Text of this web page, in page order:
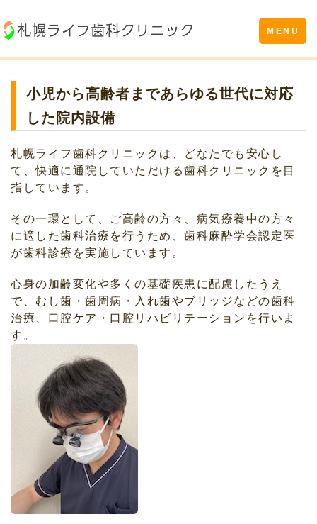
Toggle
navigation
MENU
小児から高齢者まであらゆる世代に対応
した院内設備
札幌ライフ歯科クリニックは、どなたでも安心し
て、快適に通院していただける歯科クリニックを目
指しています。
その一環として、ご高齢の方々、病気療養中の方々
に適した歯科治療を行うため、歯科麻酔学会認定医
が歯科診療を実施しています。
心身の加齢変化や多くの基礎疾患に配慮したうえ
で、むし歯・歯周病・入れ歯やブリッジなどの歯科
治療、口腔ケア・口腔リハビリテーションを行いま
す。